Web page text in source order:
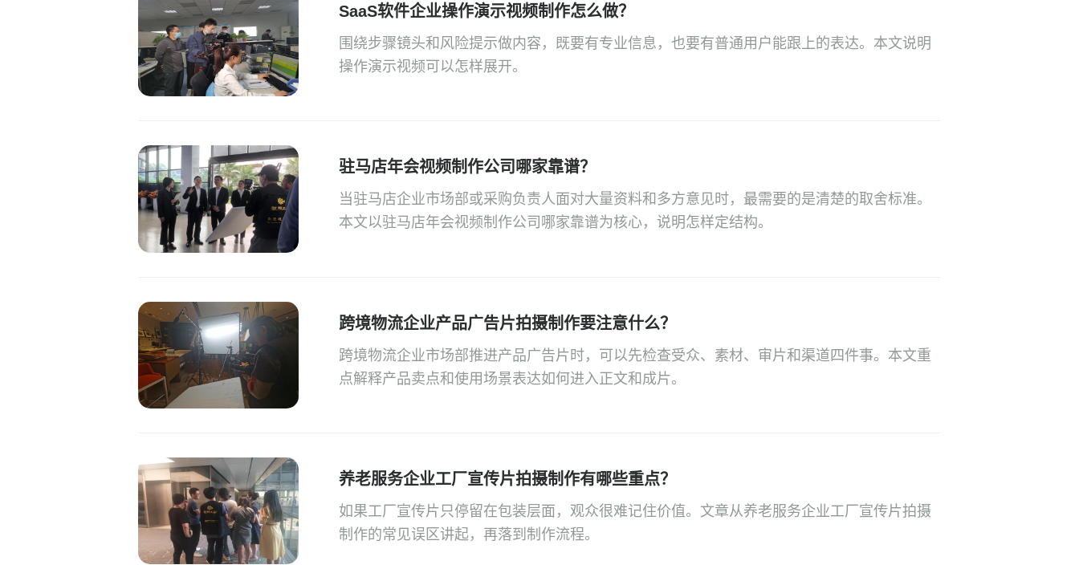
SaaS软件企业操作演示视频制作怎么做？
围绕步骤镜头和风险提示做内容，既要有专业信息，也要有普通用户能跟上的表达。本文说明
操作演示视频可以怎样展开。
驻马店年会视频制作公司哪家靠谱？
当驻马店企业市场部或采购负责人面对大量资料和多方意见时，最需要的是清楚的取舍标准。
本文以驻马店年会视频制作公司哪家靠谱为核心，说明怎样定结构。
跨境物流企业产品广告片拍摄制作要注意什么？
跨境物流企业市场部推进产品广告片时，可以先检查受众、素材、审片和渠道四件事。本文重
点解释产品卖点和使用场景表达如何进入正文和成片。
养老服务企业工厂宣传片拍摄制作有哪些重点？
如果工厂宣传片只停留在包装层面，观众很难记住价值。文章从养老服务企业工厂宣传片拍摄
制作的常见误区讲起，再落到制作流程。